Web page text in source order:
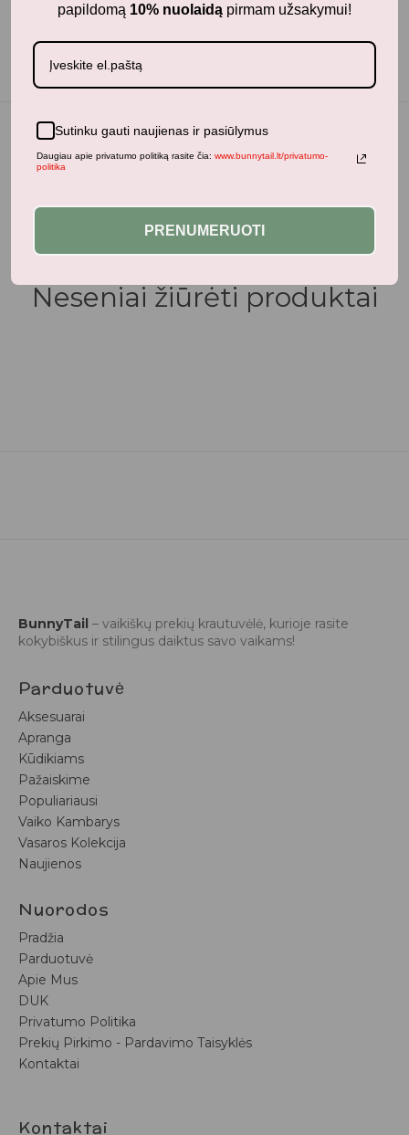
Neseniai žiūrėti produktai
BunnyTail – vaikiškų prekių krautuvėlė, kurioje rasite
kokybiškus ir stilingus daiktus savo vaikams!
Parduotuvė
Aksesuarai
Apranga
Kūdikiams
Pažaiskime
Populiariausi
Vaiko Kambarys
Vasaros Kolekcija
Naujienos
Nuorodos
Pradžia
Parduotuvė
Apie Mus
DUK
Privatumo Politika
Prekių Pirkimo - Pardavimo Taisyklės
Kontaktai
Kontaktai
papildomą 10% nuolaidą pirmam užsakymui!
Sutinku gauti naujienas ir pasiūlymus
Daugiau apie privatumo politiką rasite čia: www.bunnytail.lt/privatumo-
politika
PRENUMERUOTI